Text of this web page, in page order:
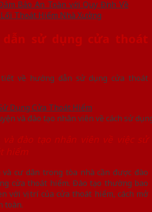
Bảo An Toàn với Quy Định Về
Thoát Hiểm Nhà Xưởng
dẫn sử dụng cửa thoát
về hướng dẫn sử dụng cửa thoát
và đào tạo nhân viên về cách sử
và đào tạo nhân viên về việc sử
hiểm
cư dân trong tòa nhà cần được đào
cửa thoát hiểm. Đào tạo thường bao
với vị trí của cửa thoát hiểm, cách mở
toàn.